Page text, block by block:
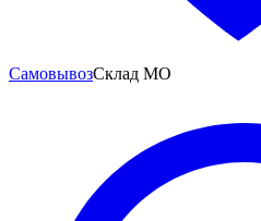
СамовывозСклад МО